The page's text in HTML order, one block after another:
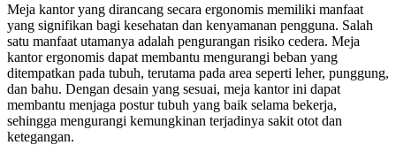
Meja kantor yang dirancang secara ergonomis memiliki manfaat
yang signifikan bagi kesehatan dan kenyamanan pengguna. Salah
satu manfaat utamanya adalah pengurangan risiko cedera. Meja
kantor ergonomis dapat membantu mengurangi beban yang
ditempatkan pada tubuh, terutama pada area seperti leher, punggung,
dan bahu. Dengan desain yang sesuai, meja kantor ini dapat
membantu menjaga postur tubuh yang baik selama bekerja,
sehingga mengurangi kemungkinan terjadinya sakit otot dan
ketegangan.